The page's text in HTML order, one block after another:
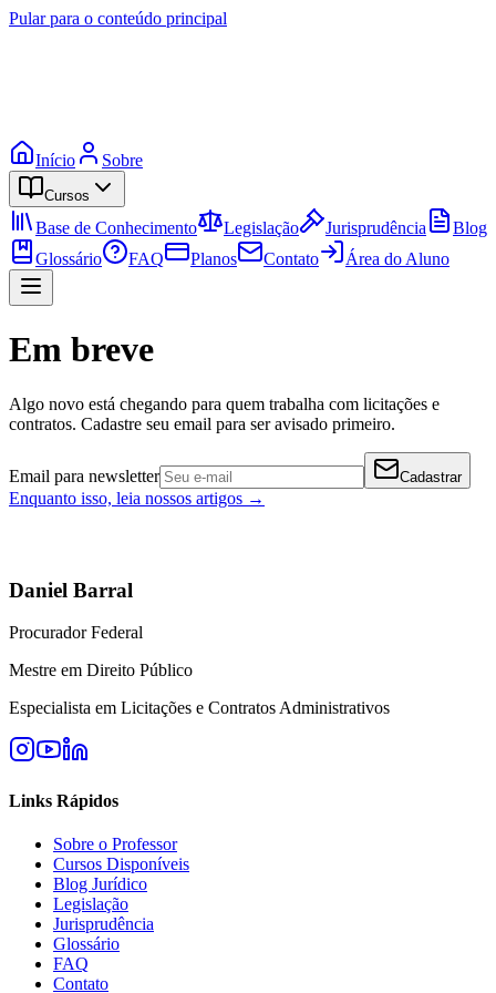
Pular para o conteúdo principal
Início Sobre
Cursos
Base de Conhecimento Legislação Jurisprudência
Blog
Glossário
FAQ Planos Contato Área do Aluno
Em breve
Algo novo está chegando para quem trabalha com licitações e
contratos. Cadastre seu email para ser avisado primeiro.
Email para newsletter Cadastrar
Enquanto isso, leia nossos artigos →
Daniel Barral
Procurador Federal
Mestre em Direito Público
Especialista em Licitações e Contratos Administrativos
Links Rápidos
Sobre o Professor
Cursos Disponíveis
Blog Jurídico
Legislação
Jurisprudência
Glossário
FAQ
Contato